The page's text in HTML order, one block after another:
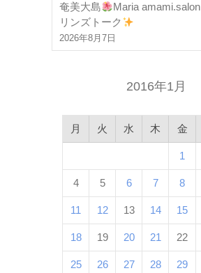
奄美大島 Maria amami.salon
リンズトーク
2026年8月7日
2016年1月
月 火 水 木 金
1
4 5 6 7 8
11 12 13 14 15
18 19 20 21 22
25 26 27 28 29